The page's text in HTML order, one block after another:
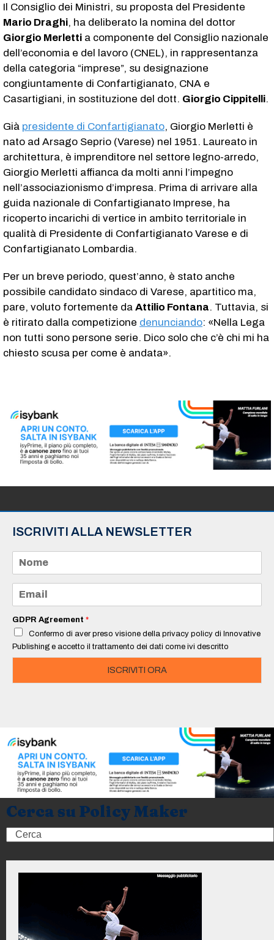
Il Consiglio dei Ministri, su proposta del Presidente
Mario Draghi, ha deliberato la nomina del dottor
Giorgio Merletti a componente del Consiglio nazionale
dell’economia e del lavoro (CNEL), in rappresentanza
della categoria “imprese”, su designazione
congiuntamente di Confartigianato, CNA e
Casartigiani, in sostituzione del dott. Giorgio Cippitelli.
Già presidente di Confartigianato, Giorgio Merletti è
nato ad Arsago Seprio (Varese) nel 1951. Laureato in
architettura, è imprenditore nel settore legno-arredo,
Giorgio Merletti affianca da molti anni l’impegno
nell’associazionismo d’impresa. Prima di arrivare alla
guida nazionale di Confartigianato Imprese, ha
ricoperto incarichi di vertice in ambito territoriale in
qualità di Presidente di Confartigianato Varese e di
Confartigianato Lombardia.
Per un breve periodo, quest’anno, è stato anche
possibile candidato sindaco di Varese, apartitico ma,
pare, voluto fortemente da Attilio Fontana. Tuttavia, si
è ritirato dalla competizione denunciando: «Nella Lega
non tutti sono persone serie. Dico solo che c’è chi mi ha
chiesto scusa per come è andata».
ISCRIVITI ALLA NEWSLETTER
m
e
a
i
*
GDPR Agreement *
Confermo di aver preso visione della privacy policy di Innovative
Publishing e accetto il trattamento dei dati come ivi descritto
ISCRIVITI ORA
Cerca su Policy Maker
Search